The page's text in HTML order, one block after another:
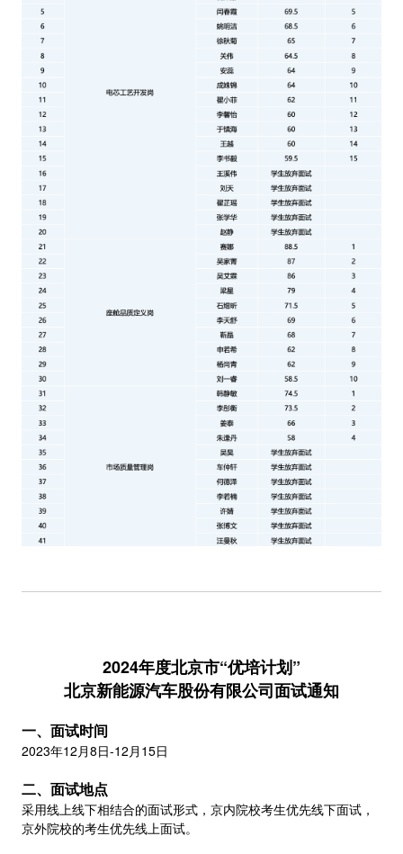
2024年度北京市“优培计划”
北京新能源汽车股份有限公司面试通知
一、面试时间
2023年12月8日-12月15日
二、面试地点
采用线上线下相结合的面试形式，京内院校考生优先线下面试，
京外院校的考生优先线上面试。